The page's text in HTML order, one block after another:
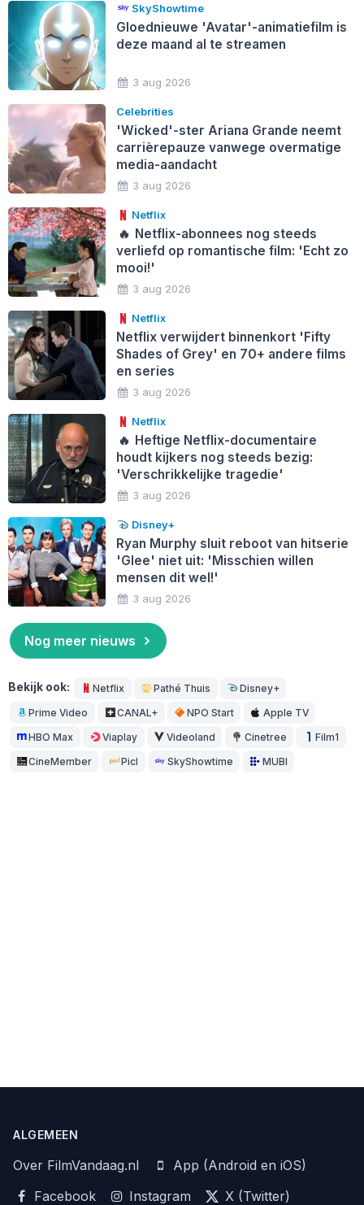
SkyShowtime
Gloednieuwe 'Avatar'-animatiefilm is
deze maand al te streamen
3 aug 2026
Celebrities
'Wicked'-ster Ariana Grande neemt
carrièrepauze vanwege overmatige
media-aandacht
3 aug 2026
Netflix
🔥 Netflix-abonnees nog steeds
verliefd op romantische film: 'Echt zo
mooi!'
3 aug 2026
Netflix
Netflix verwijdert binnenkort 'Fifty
Shades of Grey' en 70+ andere films
en series
3 aug 2026
Netflix
🔥 Heftige Netflix-documentaire
houdt kijkers nog steeds bezig:
'Verschrikkelijke tragedie'
3 aug 2026
Disney+
Ryan Murphy sluit reboot van hitserie
'Glee' niet uit: 'Misschien willen
mensen dit wel!'
3 aug 2026
Nog meer nieuws
Bekijk ook: Netflix Pathé Thuis Disney+
Prime Video CANAL+ NPO Start Apple TV
HBO Max Viaplay Videoland Cinetree Film1
CineMember Picl SkyShowtime MUBI
ALGEMEEN
Over FilmVandaag.nl
App (Android en iOS)
Facebook
Instagram
X (Twitter)